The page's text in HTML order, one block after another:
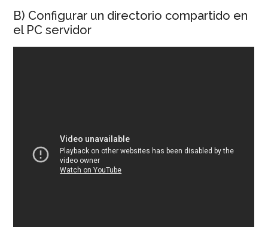
B) Configurar un directorio compartido en
el PC servidor